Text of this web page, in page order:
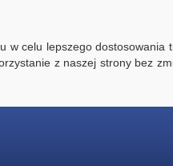
w celu lepszego dostosowania
z naszej strony bez